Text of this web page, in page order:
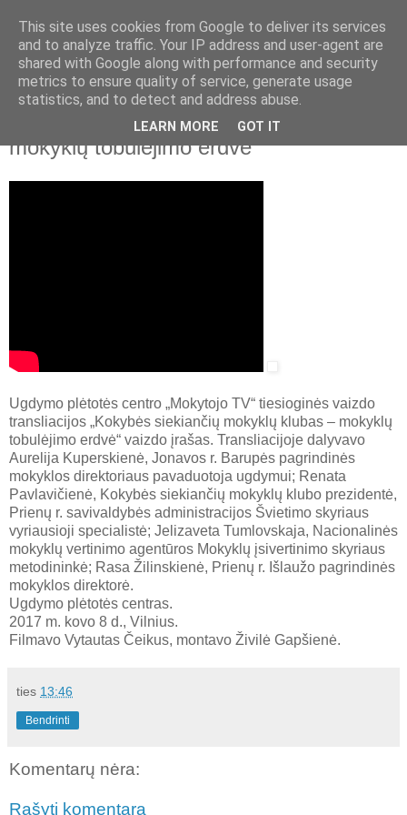
2017 m. kovo 9 d., ketvirtadienis
Kokybės siekiančių mokyklų klubas –
mokyklų tobulėjimo erdvė
Ugdymo plėtotės centro „Mokytojo TV“ tiesioginės vaizdo
transliacijos „Kokybės siekiančių mokyklų klubas – mokyklų
tobulėjimo erdvė“ vaizdo įrašas. Transliacijoje dalyvavo
Aurelija Kuperskienė, Jonavos r. Barupės pagrindinės
mokyklos direktoriaus pavaduotoja ugdymui; Renata
Pavlavičienė, Kokybės siekiančių mokyklų klubo prezidentė,
Prienų r. savivaldybės administracijos Švietimo skyriaus
vyriausioji specialistė; Jelizaveta Tumlovskaja, Nacionalinės
mokyklų vertinimo agentūros Mokyklų įsivertinimo skyriaus
metodininkė; Rasa Žilinskienė, Prienų r. Išlaužo pagrindinės
mokyklos direktorė.
Ugdymo plėtotės centras.
2017 m. kovo 8 d., Vilnius.
Filmavo Vytautas Čeikus, montavo Živilė Gapšienė.
ties 13:46
Bendrinti
Komentarų nėra:
Rašyti komentarą
This site uses cookies from Google to deliver its services
and to analyze traffic. Your IP address and user-agent are
shared with Google along with performance and security
metrics to ensure quality of service, generate usage
statistics, and to detect and address abuse.
LEARN MORE GOT IT